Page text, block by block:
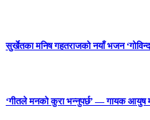
सुर्खेतका मनिष गहतराजको नयाँ भजन
‘गीतले मनको कुरा भन्नुपर्छ’ — गायक आयुष